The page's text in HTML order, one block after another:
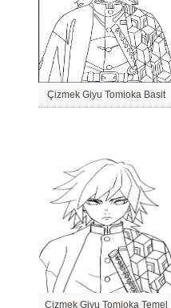
Çizmek Giyu Tomioka Basit
Çizmek Giyu Tomioka Temel